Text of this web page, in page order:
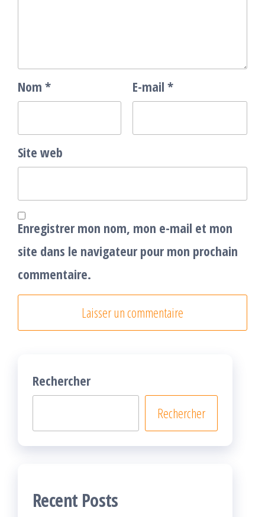
Nom * E-mail *
Site web
Enregistrer mon nom, mon e-mail et mon
site dans le navigateur pour mon prochain
commentaire.
Rechercher
Rechercher
Recent Posts